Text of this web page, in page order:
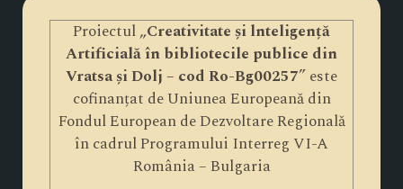
Proiectul „Creativitate și lnteligență
Artificială în bibliotecile publice din
Vratsa și Dolj – cod Ro-Bg00257” este
cofinanțat de Uniunea Europeană din
Fondul European de Dezvoltare Regională
în cadrul Programului Interreg VI-A
România – Bulgaria